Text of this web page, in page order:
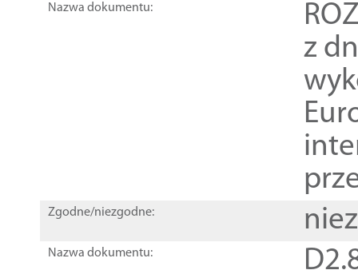
Nazwa dokumentu:
z
Zgodne/niezgodne:
Nazwa dokumentu: